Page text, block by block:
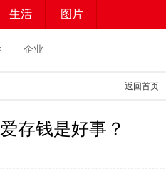
生活 图片
企业
返回首页
存钱是好事？